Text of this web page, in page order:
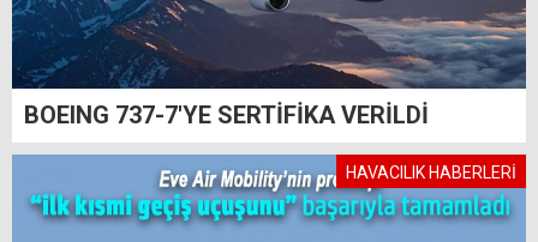
BOEING 737-7'YE SERTİFİKA VERİLDİ
HAVACILIK HABERLERİ